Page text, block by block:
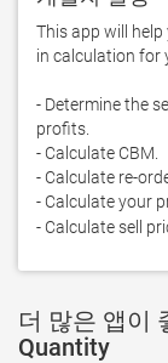
This app will
in calculation for
- Determine the
profits.
- Calculate CBM.
- Calculate re-
- Calculate your
- Calculate sell
더 많은 앱이
Quantity